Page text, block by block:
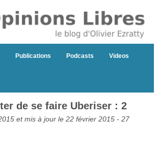
Publications Podcasts Videos
de se faire Uberiser : 2
et mis à jour le 22 février 2015 - 27